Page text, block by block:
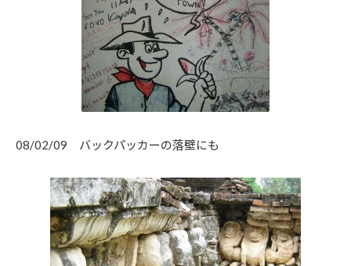
08/02/09 バックパッカーの落壁にも